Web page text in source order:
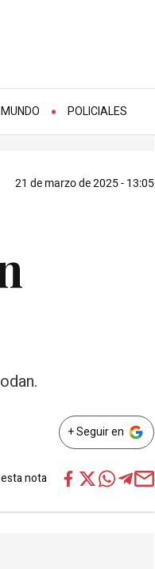
MUNDO
POLICIALES
21 de marzo de 2025 - 13:05
+ Seguir en
nota